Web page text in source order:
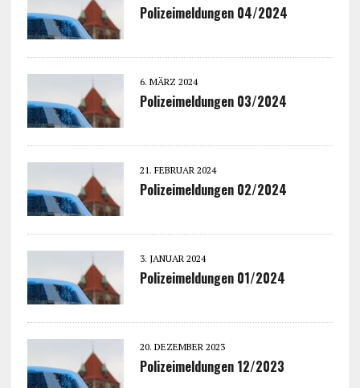
Polizeimeldungen 04/2024
6. MÄRZ 2024
Polizeimeldungen 03/2024
21. FEBRUAR 2024
Polizeimeldungen 02/2024
3. JANUAR 2024
Polizeimeldungen 01/2024
20. DEZEMBER 2023
Polizeimeldungen 12/2023